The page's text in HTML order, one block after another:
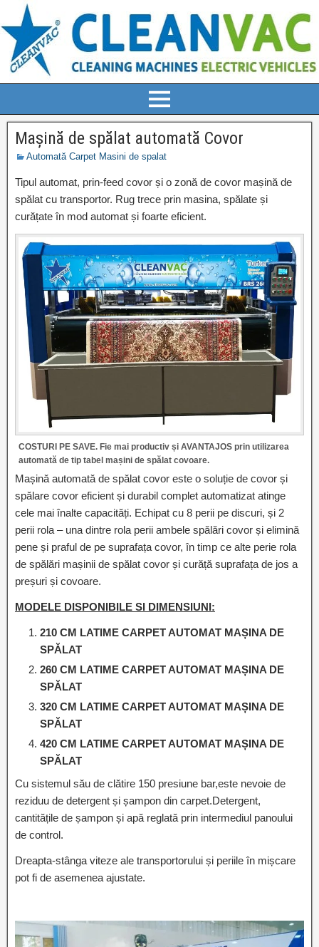
Mașină de spălat automată Covor
Automată Carpet Masini de spalat
Tipul automat, prin-feed covor și o zonă de covor mașină de
spălat cu transportor. Rug trece prin masina, spălate și
curățate în mod automat și foarte eficient.
COSTURI PE SAVE. Fie mai productiv și AVANTAJOS prin utilizarea
automată de tip tabel mașini de spălat covoare.
Mașină automată de spălat covor este o soluție de covor și
spălare covor eficient și durabil complet automatizat atinge
cele mai înalte capacități. Echipat cu 8 perii pe discuri, și 2
perii rola – una dintre rola perii ambele spălări covor și elimină
pene și praful de pe suprafața covor, în timp ce alte perie rola
de spălări mașinii de spălat covor și curăță suprafața de jos a
preșuri și covoare.
MODELE DISPONIBILE SI DIMENSIUNI:
210 CM LATIME CARPET AUTOMAT MAȘINA DE
SPĂLAT
260 CM LATIME CARPET AUTOMAT MAȘINA DE
SPĂLAT
320 CM LATIME CARPET AUTOMAT MAȘINA DE
SPĂLAT
420 CM LATIME CARPET AUTOMAT MAȘINA DE
SPĂLAT
Cu sistemul său de clătire 150 presiune bar,este nevoie de
reziduu de detergent și șampon din carpet.Detergent,
cantitățile de șampon și apă reglată prin intermediul panoului
de control.
Dreapta-stânga viteze ale transportorului și periile în mișcare
pot fi de asemenea ajustate.